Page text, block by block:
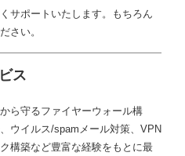
サポートいたします。もちろん
さい。
ス
ら守るファイヤーウォール構
ウイルス/spamメール対策、VPN
構築など豊富な経験をもとに最